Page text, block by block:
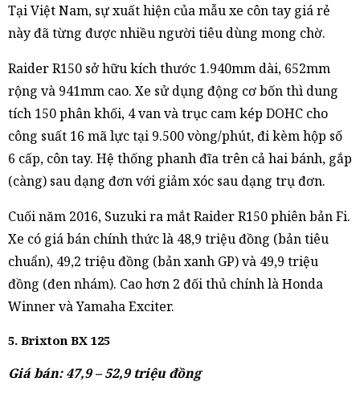
Tại Việt Nam, sự xuất hiện của mẫu xe côn tay giá rẻ
này đã từng được nhiều người tiêu dùng mong chờ.
Raider R150 sở hữu kích thước 1.940mm dài, 652mm
rộng và 941mm cao. Xe sử dụng động cơ bốn thì dung
tích 150 phân khối, 4 van và trục cam kép DOHC cho
công suất 16 mã lực tại 9.500 vòng/phút, đi kèm hộp số
6 cấp, côn tay. Hệ thống phanh đĩa trên cả hai bánh, gắp
(càng) sau dạng đơn với giảm xóc sau dạng trụ đơn.
Cuối năm 2016, Suzuki ra mắt Raider R150 phiên bản Fi.
Xe có giá bán chính thức là 48,9 triệu đồng (bản tiêu
chuẩn), 49,2 triệu đồng (bản xanh GP) và 49,9 triệu
đồng (đen nhám). Cao hơn 2 đối thủ chính là Honda
Winner và Yamaha Exciter.
5. Brixton BX 125
Giá bán: 47,9 – 52,9 triệu đồng